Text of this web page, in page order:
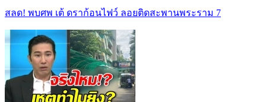
สลด! พบศพ เต้ ดราก้อนไฟว์ ลอยติดสะพานพระราม 7